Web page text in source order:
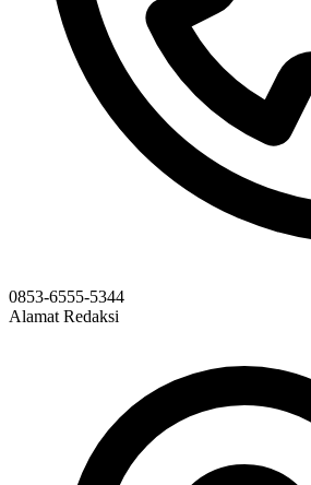
0853-6555-5344
Alamat Redaksi